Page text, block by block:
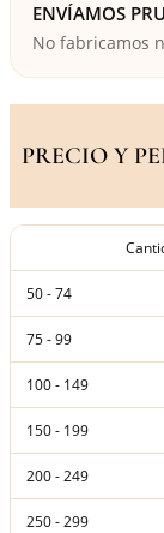
ENVÍAMOS
No fabricamos
PRECIO Y
50 - 74
75 - 99
100 - 149
150 - 199
200 - 249
250 - 299